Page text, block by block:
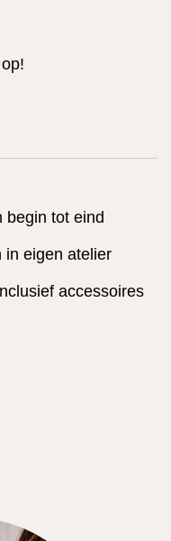
begin tot eind
in eigen atelier
accessoires